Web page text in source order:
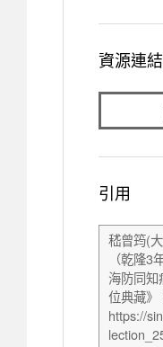
資源連結
引用